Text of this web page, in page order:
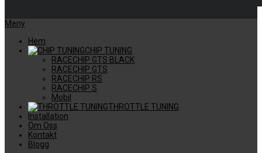
Meny
Hem
CHIP TUNING
RACECHIP GTS BLACK
RACECHIP GTS
RACECHIP RS
RACECHIP S
Mobil
THROTTLE TUNING
Installation
Om Oss
Kontakt
Blogg